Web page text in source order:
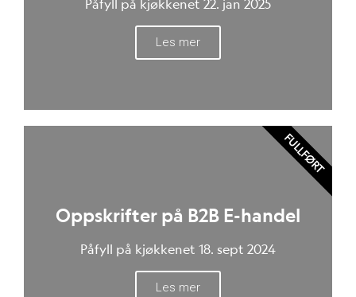
Les mer
Oppskrifter på B2B E-handel
Påfyll på kjøkkenet 18. sept 2024
Les mer
FULLFØRT